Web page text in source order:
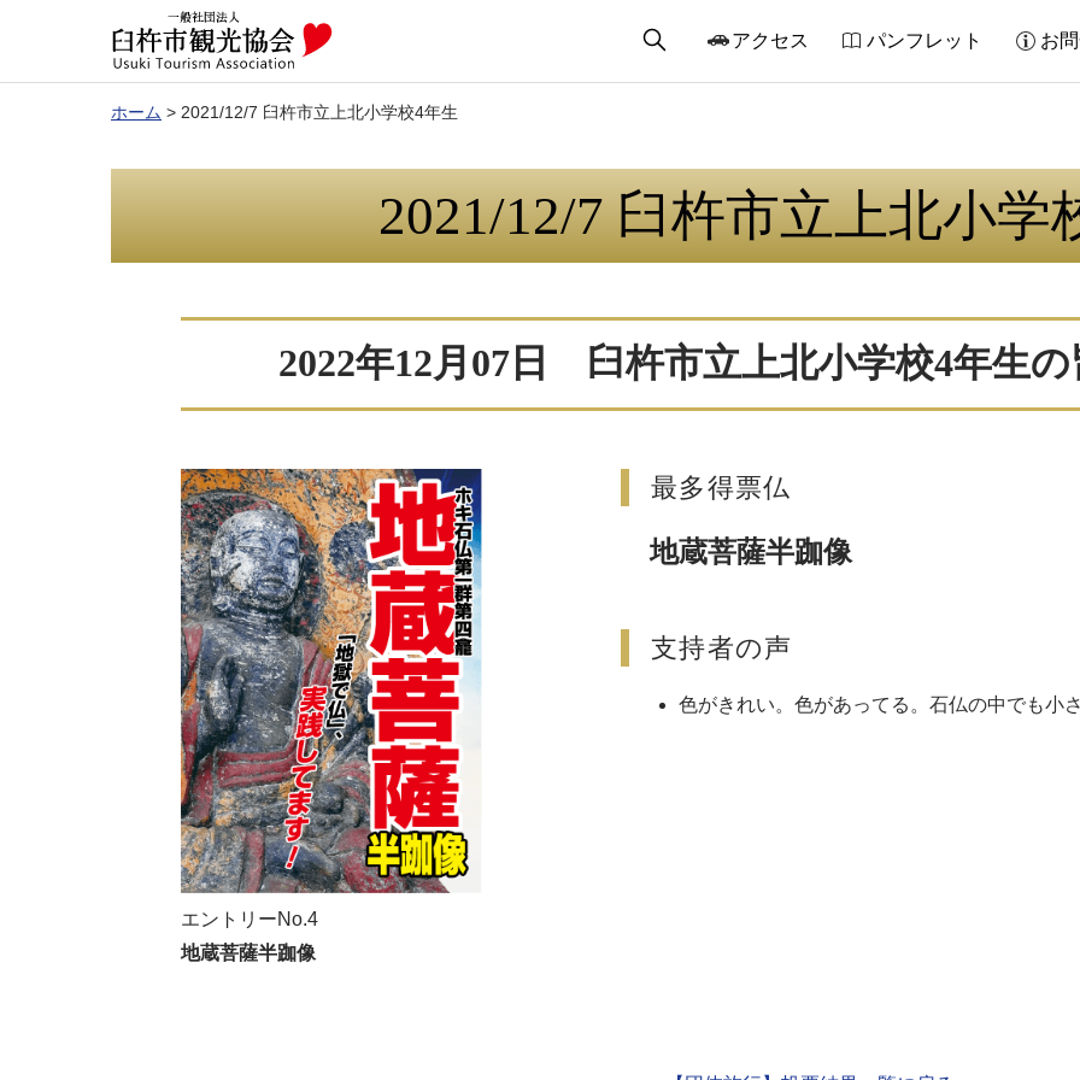
アクセス パンフレット お
ホーム > 2021/12/7 臼杵市立上北小学校4年生
2021/12/7 臼杵市立上北小学
2022年12月07日 臼杵市立上北小学校4年生
エントリーNo.4
地蔵菩薩半跏像
最多得票仏
地蔵菩薩半跏像
支持者の声
色がきれい。色があってる。石仏の中でも小